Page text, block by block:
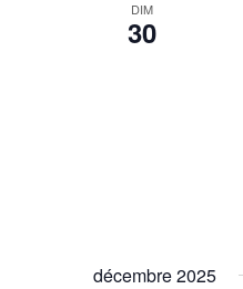
DIM
30
décembre 2025